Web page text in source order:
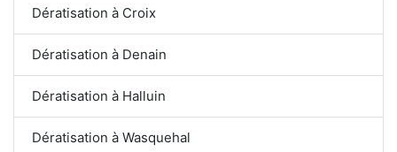
Dératisation à Croix
Dératisation à Denain
Dératisation à Halluin
Dératisation à Wasquehal